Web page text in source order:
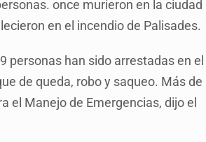
once murieron en la ciudad
en el incendio de Palisades.
personas han sido arrestadas en el
de queda, robo y saqueo. Más de
el Manejo de Emergencias, dijo el